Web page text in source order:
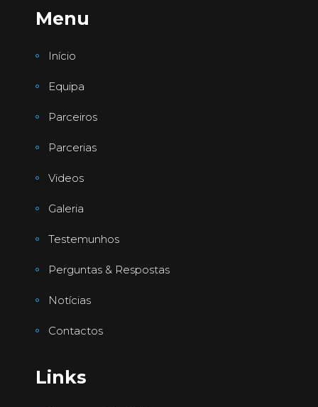
Menu
Início
Equipa
Parceiros
Parcerias
Videos
Galeria
Testemunhos
Perguntas & Respostas
Notícias
Contactos
Links